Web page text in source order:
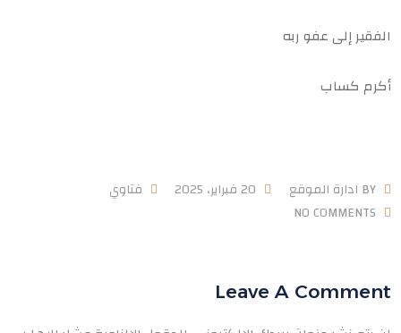
الفقير إلى عفو ربه
أكرم كساب
BY ادارة الموقع 20 فبراير، 2025
فتاوي
NO COMMENTS
Leave A Comment